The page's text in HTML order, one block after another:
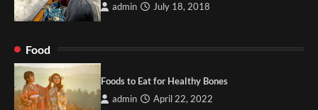
admin July 18, 2018
Food
Foods to Eat for Healthy Bones
admin April 22, 2022